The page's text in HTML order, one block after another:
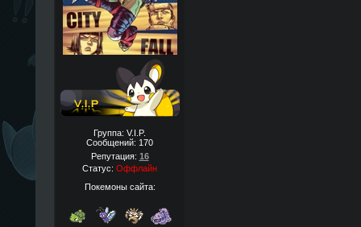
Группа: V.I.P.
Сообщений: 170
Репутация: 16
Статус: Оффлайн
Покемоны сайта: